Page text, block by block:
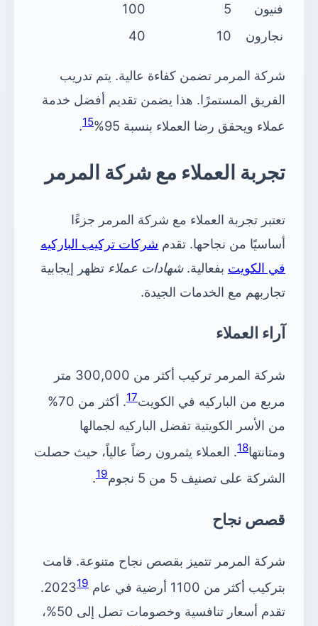
فنيون
5
100
نجارون
10
40
شركة المرمر تضمن كفاءة عالية. يتم تدريب
الفريق المستمرًا. هذا يضمن تقديم أفضل خدمة
عملاء ويحقق رضا العملاء بنسبة 95%
15
.
تجربة العملاء مع شركة المرمر
تعتبر تجربة العملاء مع شركة المرمر جزءًا
أساسيًا من نجاحها. تقدم شركات تركيب الباركيه
في الكويت بفعالية.شهادات عملاء تظهر إيجابية
تجاربهم مع الخدمات الجيدة.
آراء العملاء
شركة المرمر تركيب أكثر من 300,000 متر
مربع من الباركيه في الكويت17
. أكثر من 70%
من الأسر الكويتية تفضل الباركيه لجمالها
ومتانتها18. العملاء يثمرون رضاً عالياً، حيث حصلت
الشركة على تصنيف 5 من 5 نجوم
19
.
قصص نجاح
شركة المرمر تتميز بقصص نجاح متنوعة. قامت
بتركيب أكثر من 1100 أرضية في عام 2023
19
.
تقدم أسعار تنافسية وخصومات تصل إلى 50%،